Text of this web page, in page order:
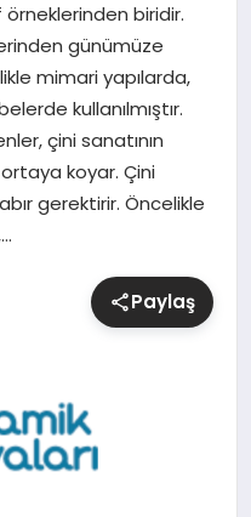
biridir.
günümüze
mimari yapılarda,
kullanılmıştır.
çini sanatının
koyar. Çini
gerektirir. Öncelikle
Paylaş